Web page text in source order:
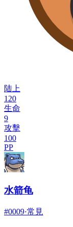
陆上
120
生命
9
攻擊
100
PP
水箭龟
#0009·常見